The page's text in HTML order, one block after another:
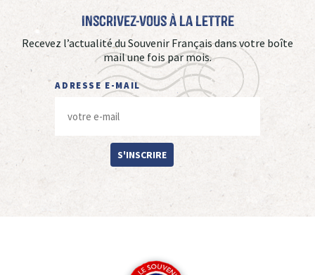
Inscrivez-vous à La Lettre
Recevez l’actualité du Souvenir Français dans votre boîte
mail une fois par mois.
ADRESSE E-MAIL
S'INSCRIRE